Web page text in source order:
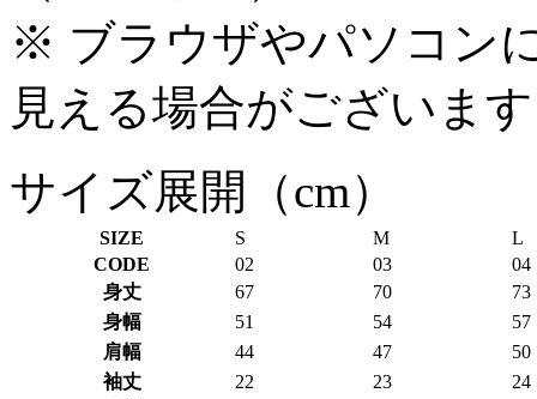
※ ブラウザやパソコン
見える場合がございま
サイズ展開（cm）
SIZE S M
L
CODE
02 03
04
身丈
67 70
73
身幅
51 54
57
肩幅
44 47
50
袖丈
22 23
24